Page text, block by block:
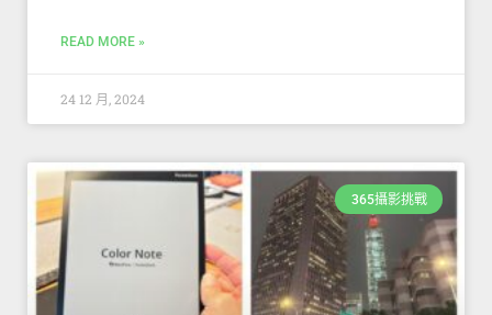
READ MORE »
24 12 月, 2024
365攝影挑戰